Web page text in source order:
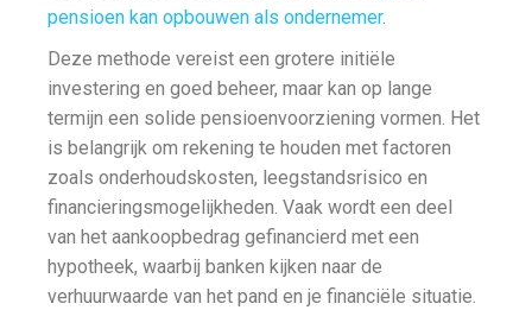
pensioen kan opbouwen als ondernemer.
Deze methode vereist een grotere initiële
investering en goed beheer, maar kan op lange
termijn een solide pensioenvoorziening vormen. Het
is belangrijk om rekening te houden met factoren
zoals onderhoudskosten, leegstandsrisico en
financieringsmogelijkheden. Vaak wordt een deel
van het aankoopbedrag gefinancierd met een
hypotheek, waarbij banken kijken naar de
verhuurwaarde van het pand en je financiële situatie.